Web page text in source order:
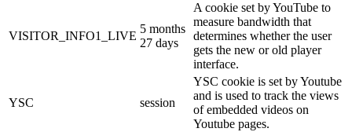
VISITOR_INFO1_LIVE
5 months
27 days
A cookie set by YouTube to
measure bandwidth that
determines whether the user
gets the new or old player
interface.
YSC session
YSC cookie is set by Youtube
and is used to track the views
of embedded videos on
Youtube pages.